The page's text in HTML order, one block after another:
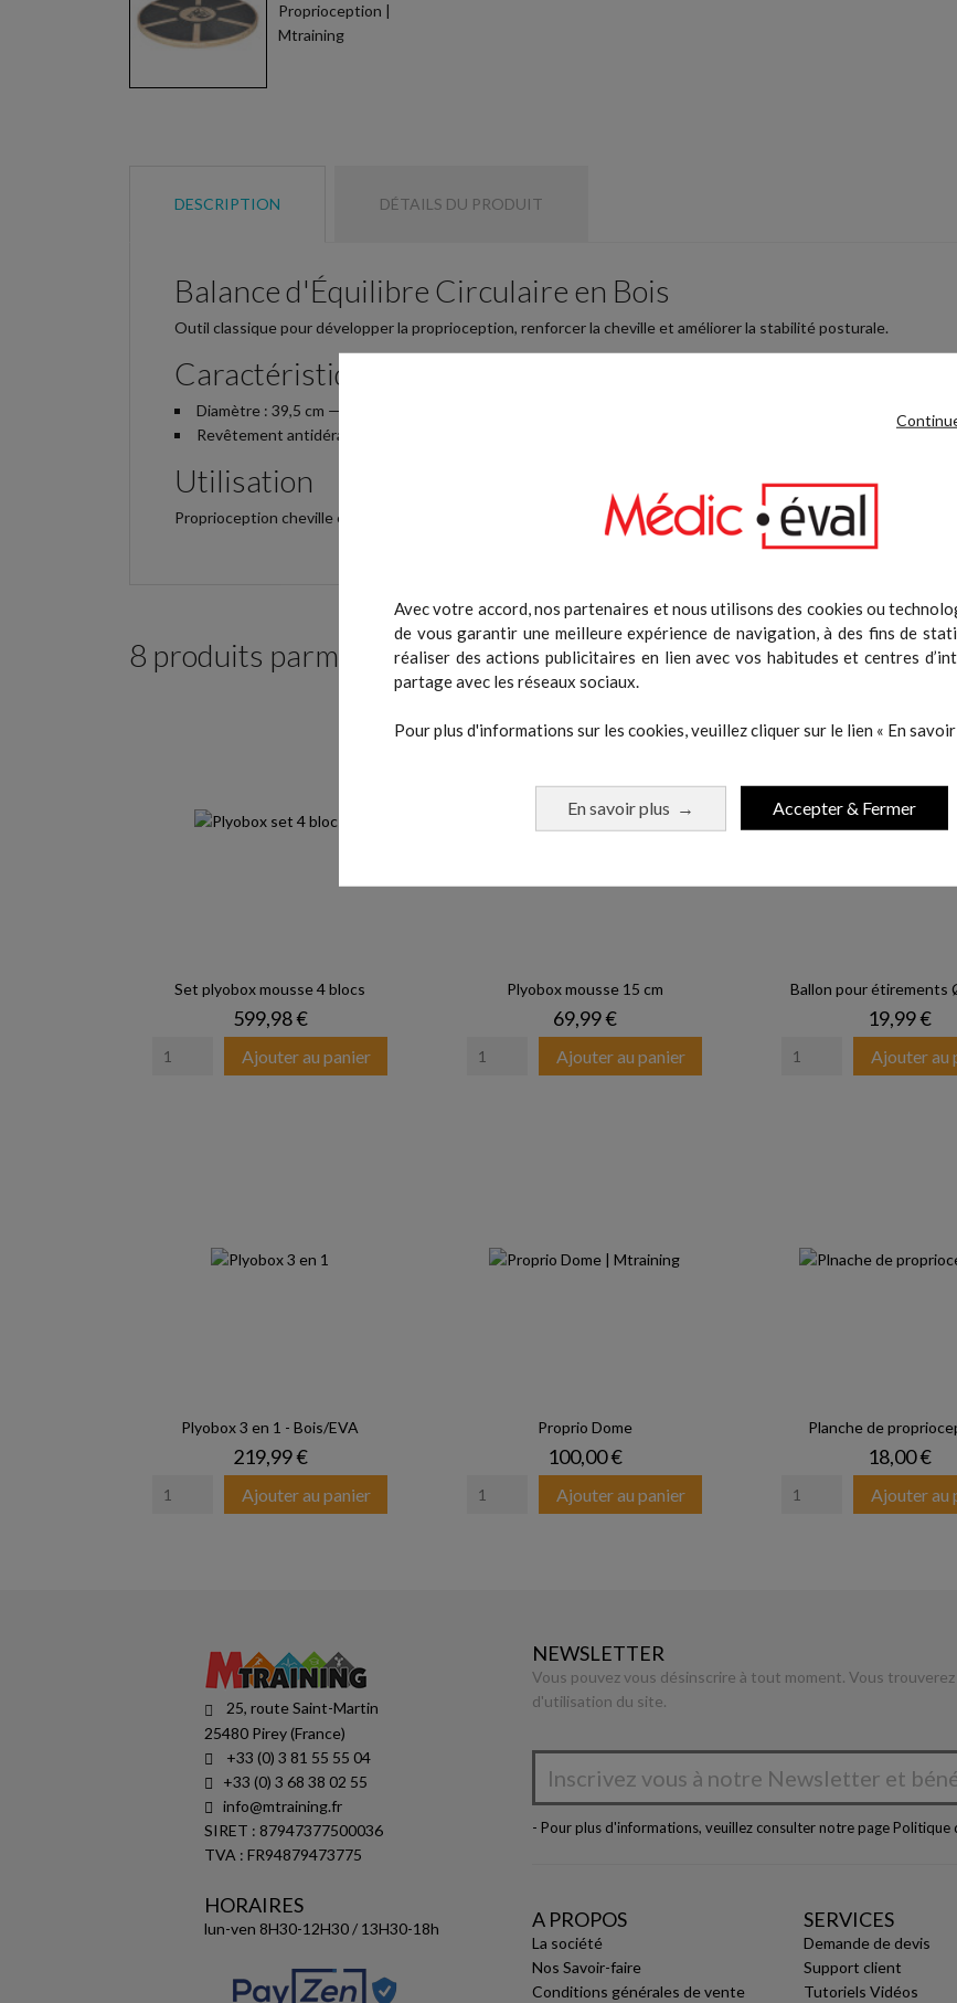
Avec votre accord, nos partenaires et nous utilisons des cookies ou
de vous garantir une meilleure expérience de navigation, à des fins de
réaliser des actions publicitaires en lien avec vos habitudes et centres
partage avec les réseaux sociaux.
Pour plus d'informations sur les cookies, veuillez cliquer sur le lien « En savoir
En savoir plus → Accepter & Fermer
DESCRIPTION DÉTAILS DU PRODUIT
Balance d'Équilibre Circulaire en Bois
Outil classique pour développer la proprioception, renforcer la cheville et améliorer la stabilité posturale.
Caractéristiques
Diamètre : 39,5 cm — Hauteur : 7,5 cm — Poids : 1,75 kg
Revêtement antidérapant de surface
Utilisation
Proprioception cheville et genou, prévention des entorses, rééducation post-traumatique. Utilisé par
8 produits parmi ceux de la même catégorie :
Set plyobox mousse 4 blocs
Prix
599,98 €
Ajouter au panier
Plyobox mousse 15 cm
Prix
69,99 €
Ajouter au panier
Ballon pour étirements
Prix
19,99 €
Ajouter au
Plyobox 3 en 1 - Bois/EVA
Prix
219,99 €
Ajouter au panier
Proprio Dome
Prix
100,00 €
Ajouter au panier
Planche de
Prix
18,00 €
Ajouter au
25, route Saint-Martin
25480 Pirey (France)
+33 (0) 3 81 55 55 04
+33 (0) 3 68 38 02 55
info@mtraining.fr
SIRET : 87947377500036
TVA : FR94879473775
HORAIRES
lun-ven 8H30-12H30 / 13H30-18h
NEWSLETTER
Vous pouvez vous désinscrire à tout moment. Vous
d'utilisation du site.
- Pour plus d'informations, veuillez consulter notre page Politique
A PROPOS
La société
Nos Savoir-faire
Conditions générales de vente
SERVICES
Demande de devis
Support client
Tutoriels Vidéos